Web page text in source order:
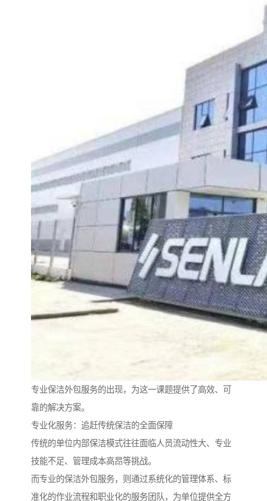
专业保洁外包服务的出现，为这一课题提供了高效、可
靠的解决方案。
专业化服务：追赶传统保洁的全面保障
传统的单位内部保洁模式往往面临人员流动性大、专业
技能不足、管理成本高昂等挑战。
而专业的保洁外包服务，则通过系统化的管理体系、标
准化的作业流程和职业化的服务团队，为单位提供全方